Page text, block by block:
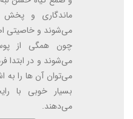
ماندگاری و پخش
می‌شوند و خاصیتی
چون همگی از
می‌شوند و در ابتدا
می‌توان آن ها را به
بسیار خوبی با
می‌دهند.